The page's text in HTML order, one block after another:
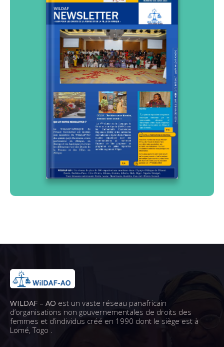
WILDAF – AO est un vaste réseau panafricain
d’organisations non gouvernementales de droits des
femmes et d’individus créé en 1990 dont le siège est à
Lomé, Togo .